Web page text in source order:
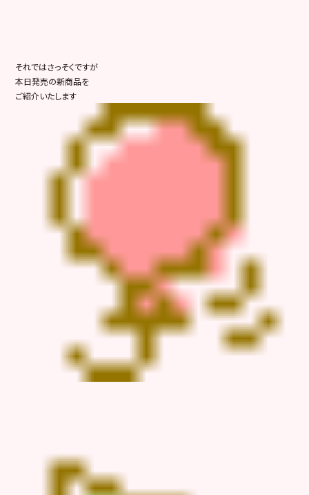
それではさっそくですが
本日発売の新商品を
ご紹介いたします